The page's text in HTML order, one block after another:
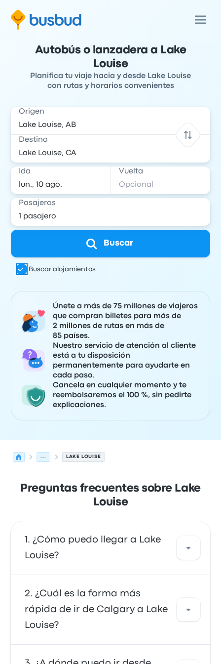
Autobús o lanzadera a Lake
Louise
Planifica tu viaje hacia y desde Lake Louise
con rutas y horarios convenientes
Origen
Destino
Ida Vuelta
Pasajeros
Buscar
Buscar alojamientos
Únete a más de 75 millones de viajeros
que compran billetes para más de
2 millones de rutas en más de
85 países.
Nuestro servicio de atención al cliente
está a tu disposición
permanentemente para ayudarte en
cada paso.
Cancela en cualquier momento y te
reembolsaremos el 100 %, sin pedirte
explicaciones.
... LAKE LOUISE
Preguntas frecuentes sobre Lake
Louise
¿Cómo puedo llegar a Lake
Louise?
Puedes ir en autobús o en lanzadera, que
ofrecen acceso directo a tu destino. También
puedes ir en taxi o utilizar un servicio de
transporte compartido.
¿Cuál es la forma más
rápida de ir de Calgary a Lake
Louise?
La forma más rápida de viajar desde y hacia